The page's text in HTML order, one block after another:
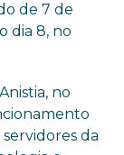
de 7 de
dia 8, no
no
da